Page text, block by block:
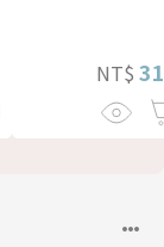
NT$